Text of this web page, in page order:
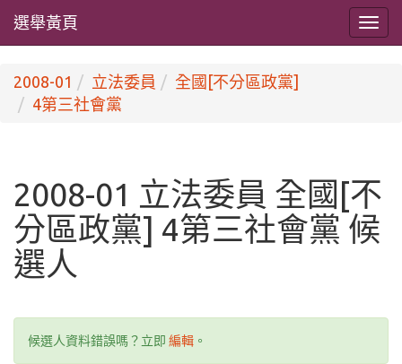
選舉黃頁
2008-01 立法委員
全國[不分區政黨]
4第三社會黨
2008-01 立法委員 全國[不
分區政黨] 4第三社會黨 候
選人
候選人資料錯誤嗎？立即 編輯 。